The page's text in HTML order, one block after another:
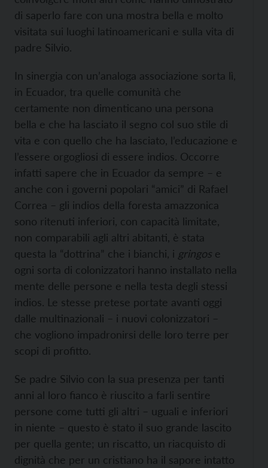
di saperlo fare con una mostra bella e molto
visitata sui luoghi latinoamericani e sulla vita di
padre Silvio.
In sinergia con un’analoga associazione sorta lì,
in Ecuador, tra quelle comunità che
certamente non dimenticano una persona
bella e che ha lasciato il segno col suo stile di
vita e con quello che ha lasciato, l’educazione e
l’essere orgogliosi di essere indios. Occorre
infatti sapere che in Ecuador da sempre – e
anche con i governi popolari “amici” di Rafael
Correa – gli indios della foresta amazzonica
sono ritenuti inferiori, con capacità limitate,
non comparabili agli altri abitanti, è stata
questa la “dottrina” che i bianchi, i gringos e
ogni sorta di colonizzatori hanno installato nella
mente delle persone e nella testa degli stessi
indios. Le stesse pretese portate avanti oggi
dalle multinazionali – i nuovi colonizzatori –
che vogliono impadronirsi delle loro terre per
scopi di profitto.
Se padre Silvio con la sua presenza per tanti
anni al loro fianco è riuscito a farli sentire
persone come tutti gli altri – uguali e inferiori
in niente – questo è stato il suo grande lascito
per quella gente; un riscatto, un riacquisto di
dignità che per un cristiano ha il sapore intatto